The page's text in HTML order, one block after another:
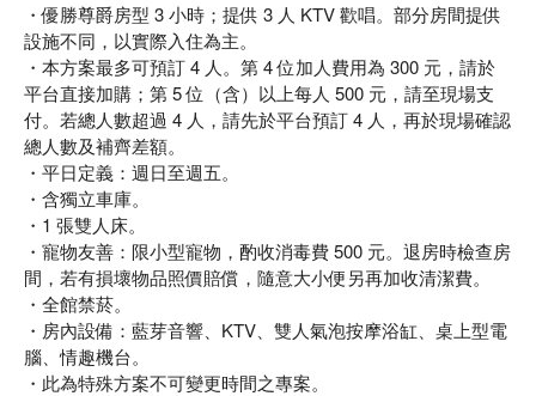
・優勝尊爵房型 3 小時；提供 3 人 KTV 歡唱。部分房間提供
設施不同，以實際入住為主。
・本方案最多可預訂 4 人。第 4 位加人費用為 300 元，請於
平台直接加購；第 5 位（含）以上每人 500 元，請至現場支
付。若總人數超過 4 人，請先於平台預訂 4 人，再於現場確認
總人數及補齊差額。
・平日定義：週日至週五。
・含獨立車庫。
・1 張雙人床。
・寵物友善：限小型寵物，酌收消毒費 500 元。退房時檢查房
間，若有損壞物品照價賠償，隨意大小便另再加收清潔費。
・全館禁菸。
・房內設備：藍芽音響、KTV、雙人氣泡按摩浴缸、桌上型電
腦、情趣機台。
・此為特殊方案不可變更時間之專案。